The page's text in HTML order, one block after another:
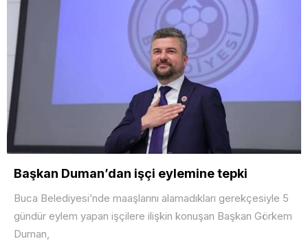
Başkan Duman’dan işçi eylemine tepki
Buca Belediyesi’nde maaşlarını alamadıkları gerekçesiyle 5
gündür eylem yapan işçilere ilişkin konuşan Başkan Görkem
Duman,